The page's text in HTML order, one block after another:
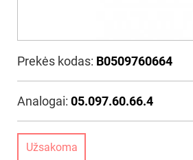
Prekės kodas: B0509760664
Analogai: 05.097.60.66.4
Užsakoma